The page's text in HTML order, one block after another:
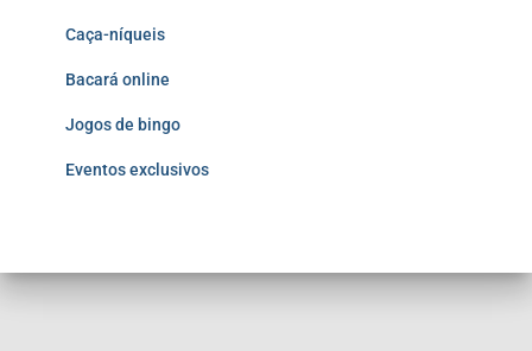
Caça-níqueis
Bacará online
Jogos de bingo
Eventos exclusivos